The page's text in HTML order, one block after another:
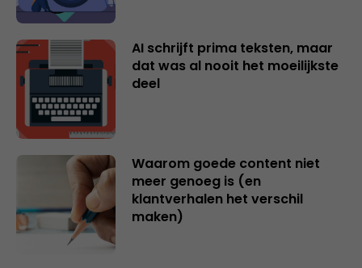
AI schrijft prima teksten, maar
dat was al nooit het moeilijkste
deel
Waarom goede content niet
meer genoeg is (en
klantverhalen het verschil
maken)